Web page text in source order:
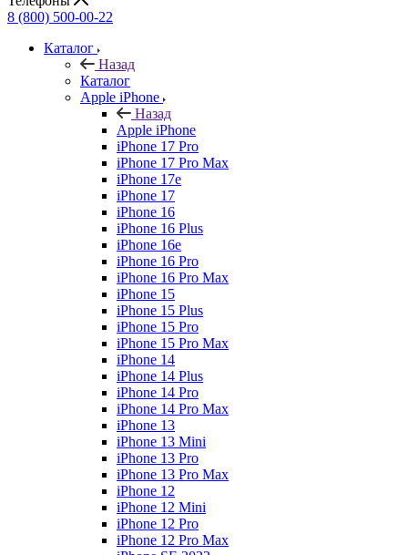
8 (800) 500-00-22
Каталог
Назад
Каталог
Apple iPhone
Назад
Apple iPhone
iPhone 17 Pro
iPhone 17 Pro Max
iPhone 17e
iPhone 17
iPhone 16
iPhone 16 Plus
iPhone 16e
iPhone 16 Pro
iPhone 16 Pro Max
iPhone 15
iPhone 15 Plus
iPhone 15 Pro
iPhone 15 Pro Max
iPhone 14
iPhone 14 Plus
iPhone 14 Pro
iPhone 14 Pro Max
iPhone 13
iPhone 13 Mini
iPhone 13 Pro
iPhone 13 Pro Max
iPhone 12
iPhone 12 Mini
iPhone 12 Pro
iPhone 12 Pro Max